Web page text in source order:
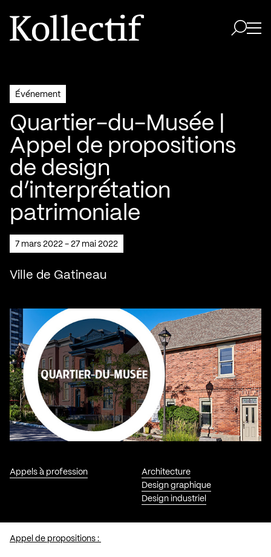
Aller à la page d'accueil
Logo Kollectif
Événement
Quartier-du-Musée |
Appel de propositions
de design
d’interprétation
patrimoniale
7 mars 2022 - 27 mai 2022
Ville de Gatineau
Appels à profession
Architecture
Design graphique
Design industriel
Appel de propositions :